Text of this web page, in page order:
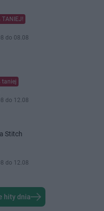
TANIEJ!
do 08.08
taniej
do 12.08
Stitch
do 12.08
hity dnia